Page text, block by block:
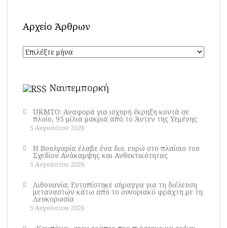
Αρχείο Άρθρων
Αρχείο
Άρθρων
Ναυτεμπορκή
UKMTO: Αναφορά για ισχυρή έκρηξη κοντά σε
πλοίο, 95 μίλια μακριά από το Άντεν της Υεμένης
5 Αυγούστου 2026
Η Βουλγαρία έλαβε ένα δισ. ευρώ στο πλαίσιο του
Σχεδίου Ανάκαμψης και Ανθεκτικότητας
5 Αυγούστου 2026
Λιθουανία: Εντοπίστηκε σήραγγα για τη διέλευση
μεταναστών κάτω από το συνοριακό φράχτη με τη
Λευκορωσία
5 Αυγούστου 2026